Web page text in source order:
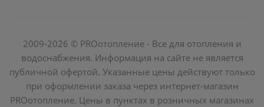
2009-2026 © PROотопление - Все для отопления и
водоснабжения. Информация на сайте не является
публичной офертой. Указанные цены действуют только
при оформлении заказа через интернет-магазин
PROотопление. Цены в пунктах в розничных магазинах